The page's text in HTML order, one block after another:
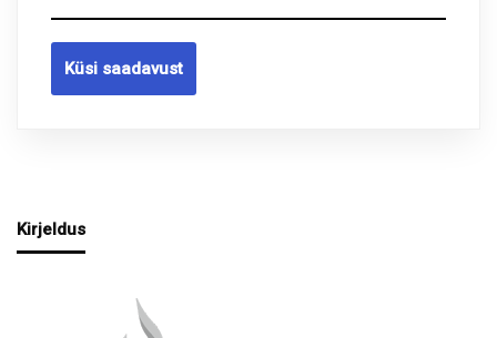
Küsi saadavust
Kirjeldus